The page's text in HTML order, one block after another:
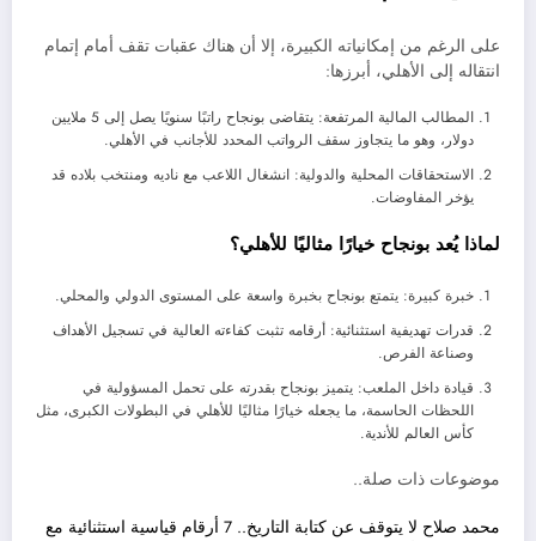
على الرغم من إمكانياته الكبيرة، إلا أن هناك عقبات تقف أمام إتمام
انتقاله إلى الأهلي، أبرزها:
المطالب المالية المرتفعة: يتقاضى بونجاح راتبًا سنويًا يصل إلى 5 ملايين
دولار، وهو ما يتجاوز سقف الرواتب المحدد للأجانب في الأهلي.
الاستحقاقات المحلية والدولية: انشغال اللاعب مع ناديه ومنتخب بلاده قد
يؤخر المفاوضات.
لماذا يُعد بونجاح خيارًا مثاليًا للأهلي؟
خبرة كبيرة: يتمتع بونجاح بخبرة واسعة على المستوى الدولي والمحلي.
قدرات تهديفية استثنائية: أرقامه تثبت كفاءته العالية في تسجيل الأهداف
وصناعة الفرص.
قيادة داخل الملعب: يتميز بونجاح بقدرته على تحمل المسؤولية في
اللحظات الحاسمة، ما يجعله خيارًا مثاليًا للأهلي في البطولات الكبرى، مثل
كأس العالم للأندية.
موضوعات ذات صلة..
محمد صلاح لا يتوقف عن كتابة التاريخ.. 7 أرقام قياسية استثنائية مع